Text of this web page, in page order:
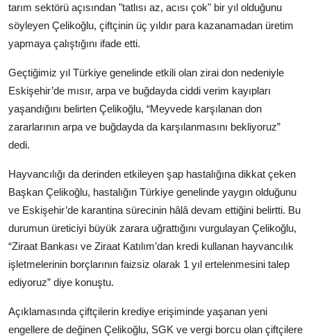
Asayiş
Köşe Yazısı
Dernek
Galeri
tarım sektörü açısından "tatlısı az, acısı çok" bir yıl olduğunu
söyleyen Çelikoğlu, çiftçinin üç yıldır para kazanamadan üretim
yapmaya çalıştığını ifade etti.
Geçtiğimiz yıl Türkiye genelinde etkili olan zirai don nedeniyle
Eskişehir’de mısır, arpa ve buğdayda ciddi verim kayıpları
yaşandığını belirten Çelikoğlu, “Meyvede karşılanan don
zararlarının arpa ve buğdayda da karşılanmasını bekliyoruz”
dedi.
Hayvancılığı da derinden etkileyen şap hastalığına dikkat çeken
Başkan Çelikoğlu, hastalığın Türkiye genelinde yaygın olduğunu
ve Eskişehir’de karantina sürecinin hâlâ devam ettiğini belirtti. Bu
durumun üreticiyi büyük zarara uğrattığını vurgulayan Çelikoğlu,
“Ziraat Bankası ve Ziraat Katılım’dan kredi kullanan hayvancılık
işletmelerinin borçlarının faizsiz olarak 1 yıl ertelenmesini talep
ediyoruz” diye konuştu.
Açıklamasında çiftçilerin krediye erişiminde yaşanan yeni
engellere de değinen Çelikoğlu, SGK ve vergi borcu olan çiftçilere